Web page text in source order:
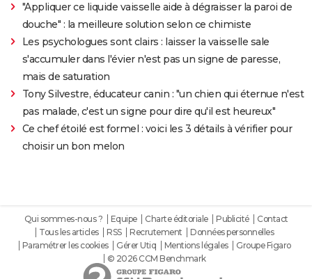
"Appliquer ce liquide vaisselle aide à dégraisser la paroi de
douche" : la meilleure solution selon ce chimiste
Les psychologues sont clairs : laisser la vaisselle sale
s'accumuler dans l'évier n'est pas un signe de paresse,
mais de saturation
Tony Silvestre, éducateur canin : "un chien qui éternue n'est
pas malade, c'est un signe pour dire qu'il est heureux"
Ce chef étoilé est formel : voici les 3 détails à vérifier pour
choisir un bon melon
Qui sommes-nous ? Equipe Charte éditoriale Publicité
Contact
Tous les articles
RSS Recrutement
Données personnelles
Paramétrer les cookies
Gérer Utiq Mentions légales
Groupe Figaro
© 2026 CCM Benchmark